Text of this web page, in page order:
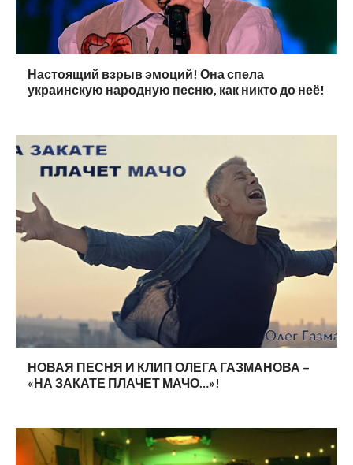
Настоящий взрыв эмоций! Она спела
украинскую народную песню, как никто до неё!
НОВАЯ ПЕСНЯ И КЛИП ОЛЕГА ГАЗМАНОВА –
«НА ЗАКАТЕ ПЛАЧЕТ МАЧО…»!